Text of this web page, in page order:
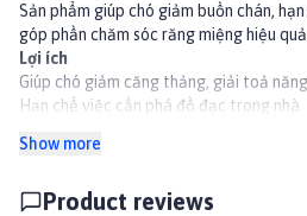
Sản phẩm giúp chó giảm buồn chán,
góp phần chăm sóc răng miệng hiệu quả.
Lợi ích
Giúp chó giảm căng thảng, giải toả
Hạn chế việc cắn phá đồ đạc trong nhà
Giảm mùi hôi miệng cho chó
Kích thước lớn, phù hợp cho nhiều độ
Show more
Product reviews